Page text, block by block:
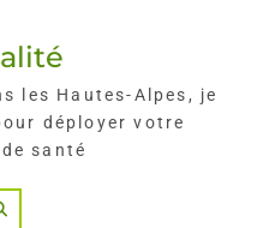
les Hautes-Alpes, je
déployer votre
santé